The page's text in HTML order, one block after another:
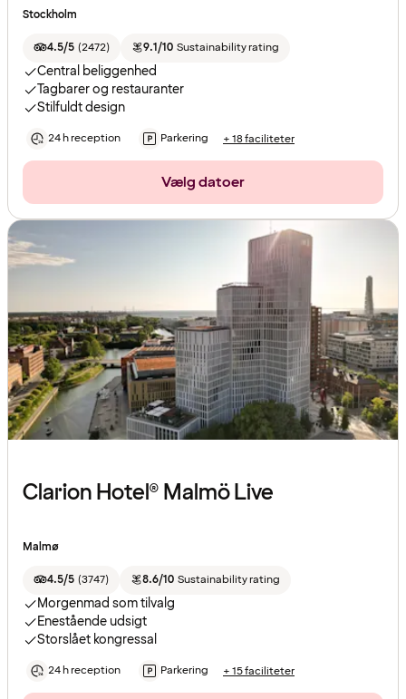
Stockholm
4.5/5 (2472) 9.1/10 Sustainability rating
Central beliggenhed
Tagbarer og restauranter
Stilfuldt design
24 h reception Parkering + 18 faciliteter
Vælg datoer
Clarion Hotel® Malmö Live
Malmø
4.5/5 (3747) 8.6/10 Sustainability rating
Morgenmad som tilvalg
Enestående udsigt
Storslået kongressal
24 h reception Parkering + 15 faciliteter